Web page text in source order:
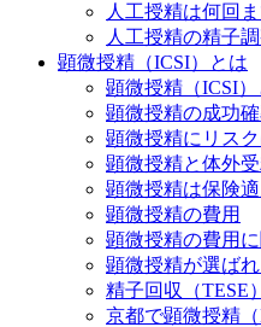
人工授精は何回
人工授精の精子
顕微授精（ICSI）とは
顕微授精（ICSI）
顕微授精の成功確
顕微授精にリス
顕微授精と体外
顕微授精は保険
顕微授精の費用
顕微授精の費用
顕微授精が選ば
精子回収（TESE
京都で顕微授精